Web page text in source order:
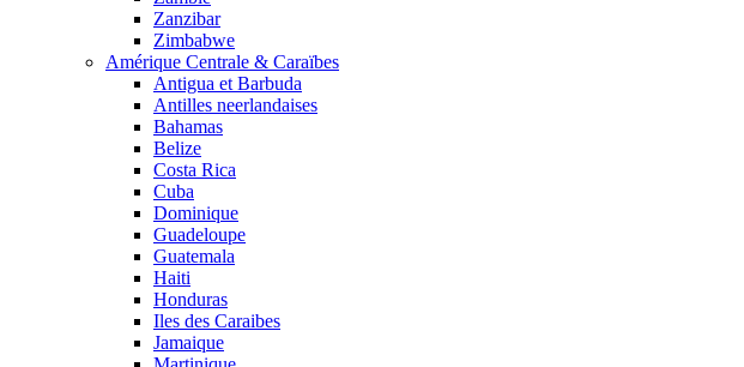
Zanzibar
Zimbabwe
Amérique Centrale & Caraïbes
Antigua et Barbuda
Antilles neerlandaises
Bahamas
Belize
Costa Rica
Cuba
Dominique
Guadeloupe
Guatemala
Haiti
Honduras
Iles des Caraibes
Jamaique